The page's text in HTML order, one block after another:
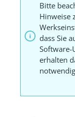
Bitte
Hinweise
dass Sie
Software-
erhalten